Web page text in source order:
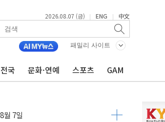
2026.08.07 (금) | ENG | 中文
패밀리 사이트
전국 문화·연예 스포츠 GAM
침표'
일
책 막바지 조율할 듯
월 7일